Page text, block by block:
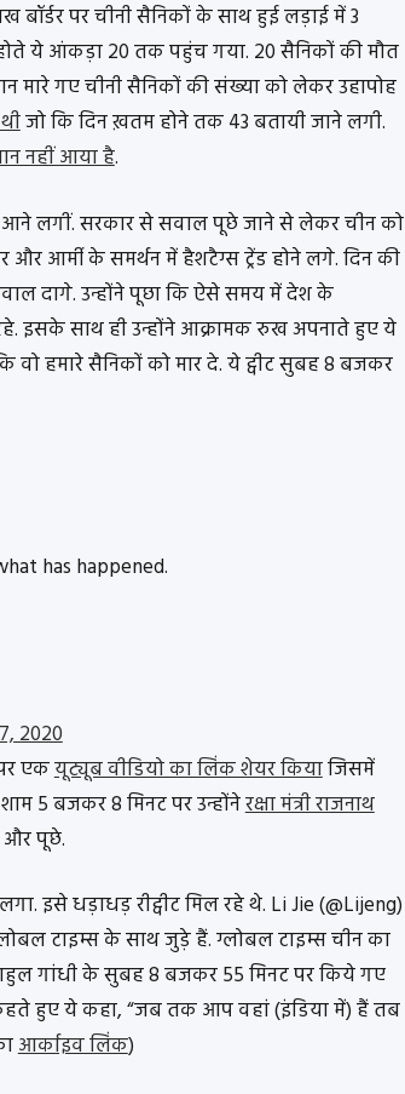
बॉर्डर पर चीनी सैनिकों के साथ हुई लड़ाई में 3
ये आंकड़ा 20 तक पहुंच गया. 20 सैनिकों की मौत
मारे गए चीनी सैनिकों की संख्या को लेकर उहापोह
जो कि दिन ख़तम होने तक 43 बतायी जाने लगी.
नहीं आया है.
आने लगीं. सरकार से सवाल पूछे जाने से लेकर चीन को
आर्मी के समर्थन में हैशटैग्स ट्रेंड होने लगे. दिन की
दागे. उन्होंने पूछा कि ऐसे समय में देश के
इसके साथ ही उन्होंने आक्रामक रुख अपनाते हुए ये
हमारे सैनिकों को मार दे. ये ट्वीट सुबह 8 बजकर
has happened.
2020
एकयूट्यूब वीडियो का लिंक शेयर कियाजिसमें
5 बजकर 8 मिनट पर उन्होंनेरक्षा मंत्री राजनाथ
पूछे.
इसे धड़ाधड़ रीट्वीट मिल रहे थे. Li Jie (@Lijeng)
टाइम्स के साथ जुड़े हैं. ग्लोबल टाइम्स चीन का
गांधी के सुबह 8 बजकर 55 मिनट पर किये गए
कहते हुए ये कहा, “जब तक आप वहां (इंडिया में) हैं तब
आर्काइव लिंक)